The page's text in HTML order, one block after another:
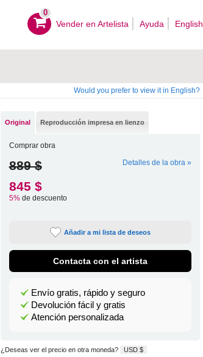
0
Vender en Artelista Ayuda English
Would you prefer to view it in English?
Original Reproducción impresa en lienzo
Comprar obra
889 $ Detalles de la obra »
845 $
5%de descuento
Añadir a mi lista de deseos
Contacta con el artista
Envío gratis, rápido y seguro
Devolución fácil y gratis
Atención personalizada
¿Deseas ver el precio en otra moneda? USD $